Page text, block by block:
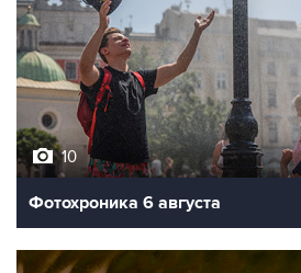
10
Фотохроника 6 августа